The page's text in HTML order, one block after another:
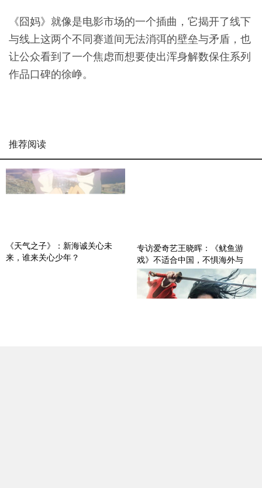
《囧妈》就像是电影市场的一个插曲，它揭开了线下
与线上这两个不同赛道间无法消弭的壁垒与矛盾，也
让公众看到了一个焦虑而想要使出浑身解数保住系列
作品口碑的徐峥。
推荐阅读
《天气之子》：新海诚关心未
来，谁来关心少年？
专访爱奇艺王晓晖：《鱿鱼游
戏》不适合中国，不惧海外与
Netflix竞争